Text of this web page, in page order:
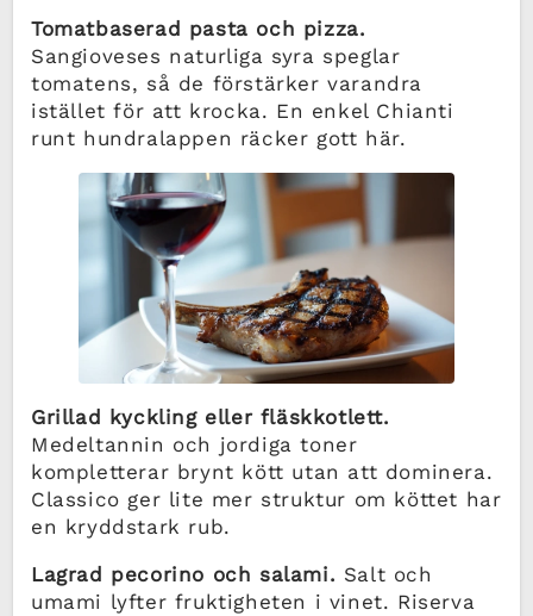
Tomatbaserad pasta och pizza.
Sangioveses naturliga syra speglar
tomatens, så de förstärker varandra
istället för att krocka. En enkel Chianti
runt hundralappen räcker gott här.
Grillad kyckling eller fläskkotlett.
Medeltannin och jordiga toner
kompletterar brynt kött utan att dominera.
Classico ger lite mer struktur om köttet har
en kryddstark rub.
Lagrad pecorino och salami. Salt och
umami lyfter fruktigheten i vinet. Riserva